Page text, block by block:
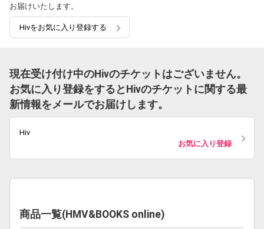
お届けいたします。
Hivをお気に入り登録する
現在受け付け中のHivのチケットはございません。
お気に入り登録をするとHivのチケットに関する最
新情報をメールでお届けします。
Hiv
お気に入り登録
商品一覧(HMV&BOOKS online)